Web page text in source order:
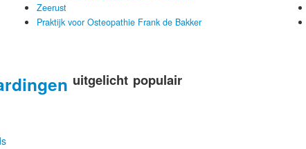
Zeerust
Praktijk voor Osteopathie Frank de Bakker
uitgelicht populair